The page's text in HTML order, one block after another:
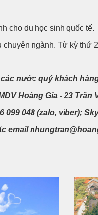
cho du học sinh quốc tế.
ngành. Từ kỳ thứ
nước quý khách
Hoàng Gia - 23 Trần
099 048 (zalo, viber);
email